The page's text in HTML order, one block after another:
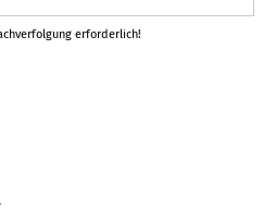
erforderlich!